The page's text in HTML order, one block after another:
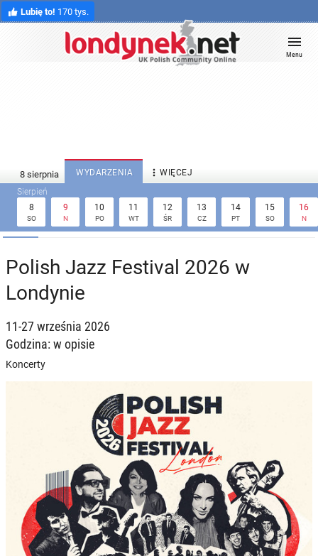
Lubię to! 170 tys.
Menu
WYDARZENIA  WIĘCEJ
8
SO
9
N
10
PO
11
WT
12
ŚR
13
CZ
14
PT
15
SO
16
N
Polish Jazz Festival 2026 w
Londynie
11-27 września 2026
Godzina: w opisie
Koncerty